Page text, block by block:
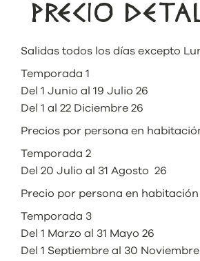
PRECIO
Salidas todos los días excepto
Temporada 1
Del 1 Junio al 19 Julio 26
Del 1 al 22 Diciembre 26
Precios por persona en
Temporada 2
Del 20 Julio al 31 Agosto 26
Precio por persona en
Temporada 3
Del 1 Marzo al 31 Mayo 26
Del 1 Septiembre al 30 Noviembre